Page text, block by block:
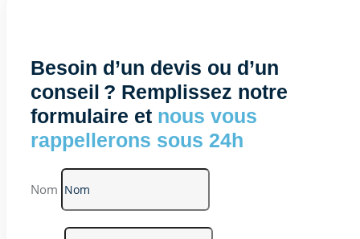
Besoin d’un devis ou d’un
conseil ? Remplissez notre
formulaire et nous vous
rappellerons sous 24h
Nom